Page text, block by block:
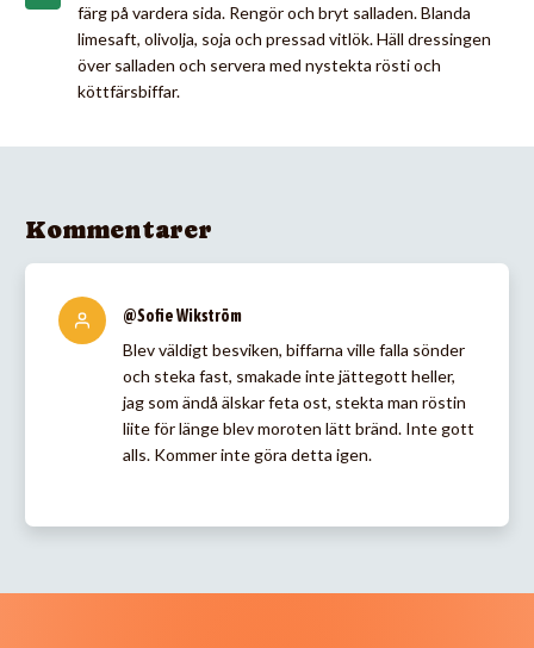
färg på vardera sida. Rengör och bryt salladen. Blanda
limesaft, olivolja, soja och pressad vitlök. Häll dressingen
över salladen och servera med nystekta rösti och
köttfärsbiffar.
Kommentarer
@Sofie Wikström
Blev väldigt besviken, biffarna ville falla sönder
och steka fast, smakade inte jättegott heller,
jag som ändå älskar feta ost, stekta man röstin
liite för länge blev moroten lätt bränd. Inte gott
alls. Kommer inte göra detta igen.